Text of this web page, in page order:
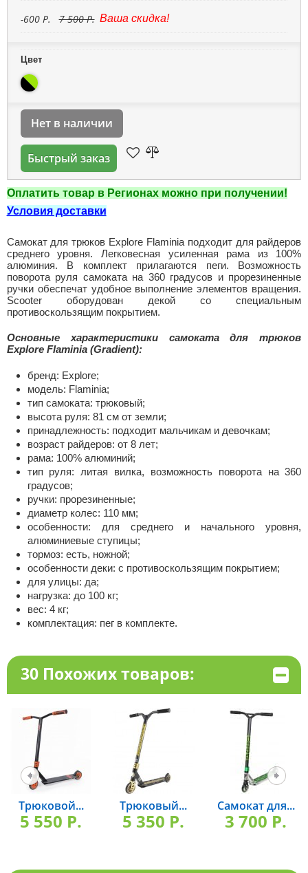
-600 P. 7 500 P. Ваша скидка!
Цвет
Нет в наличии
Быстрый заказ
Оплатить товар в Регионах можно при получении!
Условия доставки
Самокат для трюков Explore Flaminia подходит для райдеров
среднего уровня. Легковесная усиленная рама из 100%
алюминия. В комплект прилагаются пеги. Возможность
поворота руля самоката на 360 градусов и прорезиненные
ручки обеспечат удобное выполнение элементов вращения.
Scooter оборудован декой со специальным
противоскользящим покрытием.
Основные характеристики самоката для трюков
Explore Flaminia (Gradient):
бренд: Explore;
модель: Flaminia;
тип самоката: трюковый;
высота руля: 81 см от земли;
принадлежность: подходит мальчикам и девочкам;
возраст райдеров: от 8 лет;
рама: 100% алюминий;
тип руля: литая вилка, возможность поворота на 360
градусов;
ручки: прорезиненные;
диаметр колес: 110 мм;
особенности: для среднего и начального уровня,
алюминиевые ступицы;
тормоз: есть, ножной;
особенности деки: с противоскользящим покрытием;
для улицы: да;
нагрузка: до 100 кг;
вес: 4 кг;
комплектация: пег в комплекте.
30 Похожих товаров:
Трюковой...
5 550 P.
Трюковый...
5 350 P.
Самокат для...
3 700 P.